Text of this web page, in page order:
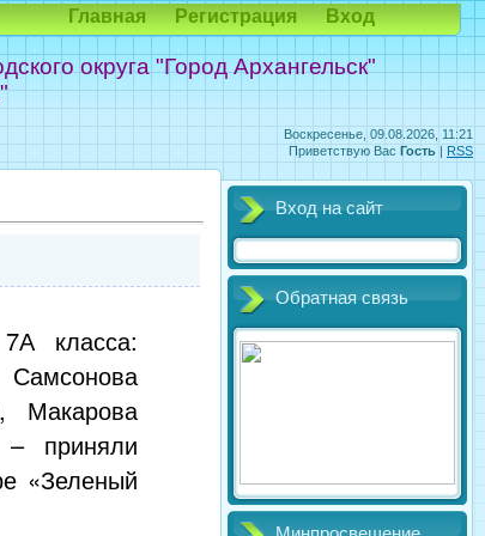
Воскресенье, 09.08.2026, 11:21
Приветствую Вас Гость | RSS
округа "Город Архангельск"
Главная Регистрация Вход
класса:
Макарова
приняли
«Зеленый
Вход на сайт
Обратная связь